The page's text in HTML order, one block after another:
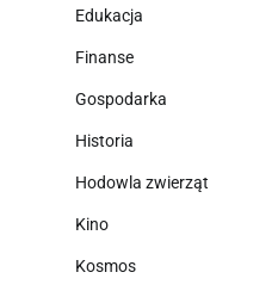
Edukacja
Finanse
Gospodarka
Historia
Hodowla zwierząt
Kino
Kosmos